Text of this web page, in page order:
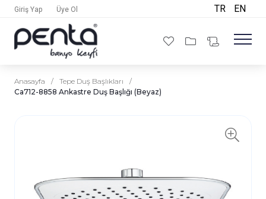
Giriş Yap Üye Ol TR EN
Anasayfa / Tepe Duş Başlıkları
/
Ca712-8858 Ankastre Duş Başlığı (Beyaz)